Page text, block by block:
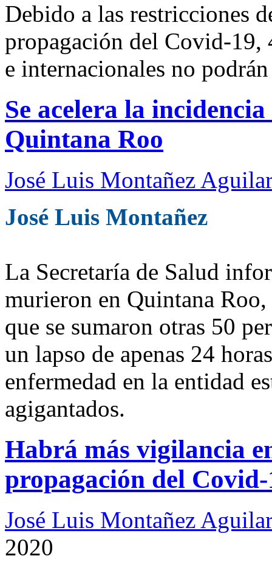
Debido a las restricciones
propagación del Covid-19,
e internacionales no
Se acelera la
Quintana Roo
José Luis Montañez Aguilar
José Luis Montañez
La Secretaría de Salud
murieron en Quintana
que se sumaron otras 50
un lapso de apenas 24
enfermedad en la entidad
agigantados.
Habrá más vigilancia
propagación del
José Luis Montañez Aguilar
2020